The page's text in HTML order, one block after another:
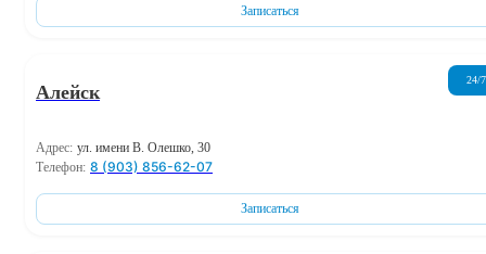
Записаться
Алейск
24/7
Адрес: ул. имени В. Олешко, 30
Телефон: 8 (903) 856-62-07
Записаться